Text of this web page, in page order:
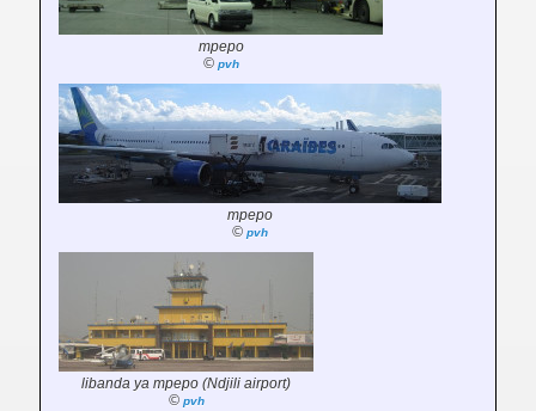
mpepo
© pvh
mpepo
© pvh
libanda ya mpepo (Ndjili airport)
© pvh